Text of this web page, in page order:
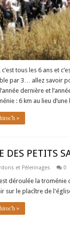
tous les 6 ans et
par 3… allez savoir
dernière et
: 6 km au lieu
»
DES PETITS
et Pèlerinages 0
déroulée la troménie
sur le placître de
»